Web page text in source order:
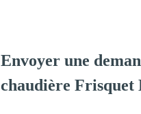
Envoyer une
chaudière Frisquet